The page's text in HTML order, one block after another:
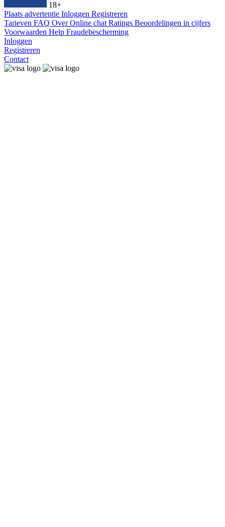
18+
Plaats advertentie Inloggen Registreren
Tarieven FAQ OverOnline chat Ratings Beoordelingen in cijfers
Voorwaarden Help Fraudebescherming
Inloggen
Registreren
Contact